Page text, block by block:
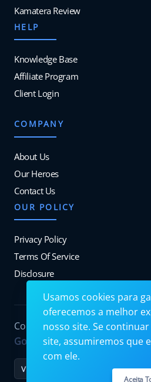
Kamatera Review
HELP
Knowledge Base
Affiliate Program
Client Login
COMPANY
About Us
Our Heroes
Contact Us
OUR POLICY
Privacy Policy
Terms Of Service
Disclosure
Copyrights © 2026. All Rights
Googiehost .
VISA Stripe
Usamos cookies para
oferecemos a melhor
nosso site. Se
site, assumiremos que
com ele.
Aceita